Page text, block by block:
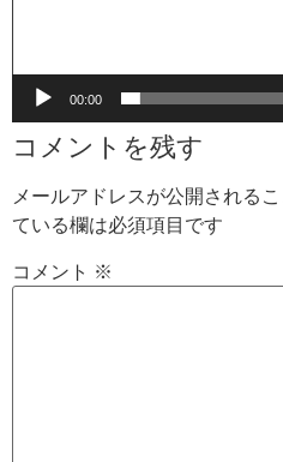
00:00
コメントを残す
メールアドレスが公開されるこ
ている欄は必須項目です
コメント ※